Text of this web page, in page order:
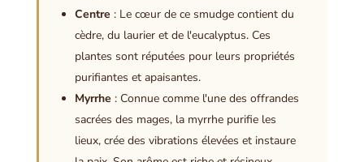
Centre : Le cœur de ce smudge contient du
cèdre, du laurier et de l'eucalyptus. Ces
plantes sont réputées pour leurs propriétés
purifiantes et apaisantes.
Myrrhe : Connue comme l'une des offrandes
sacrées des mages, la myrrhe purifie les
lieux, crée des vibrations élevées et instaure